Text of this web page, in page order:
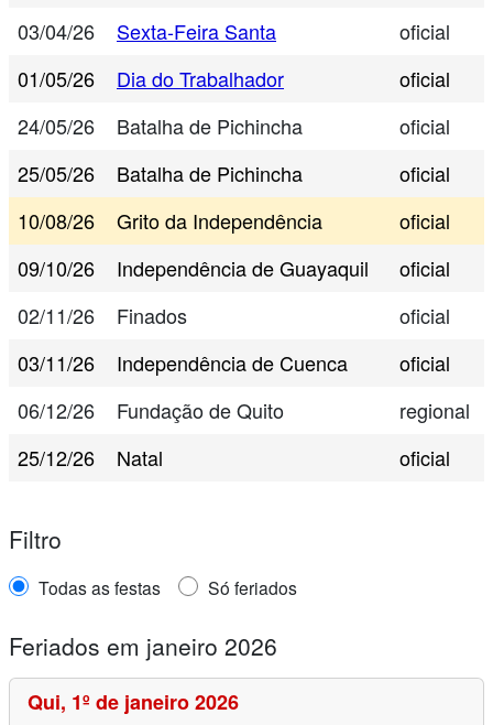
03/04/26
Sexta-Feira Santa
oficial
01/05/26
Dia do Trabalhador
oficial
24/05/26
Batalha de Pichincha
oficial
25/05/26
Batalha de Pichincha
oficial
10/08/26
Grito da Independência
oficial
09/10/26
Independência de Guayaquil
oficial
02/11/26
Finados
oficial
03/11/26
Independência de Cuenca
oficial
06/12/26
Fundação de Quito
regional
25/12/26
Natal oficial
Filtro
Todas as festas Só feriados
Feriados em janeiro 2026
Qui, 1º de janeiro 2026